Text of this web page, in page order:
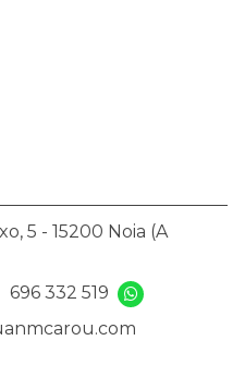
5 - 15200 Noia (A
696 332 519